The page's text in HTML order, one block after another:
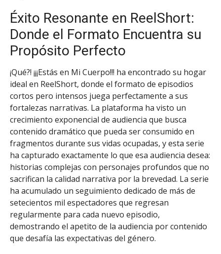
Éxito Resonante en ReelShort:
Donde el Formato Encuentra su
Propósito Perfecto
¡Qué?! ¡¡¡Estás en Mi Cuerpo!!! ha encontrado su hogar
ideal en ReelShort, donde el formato de episodios
cortos pero intensos juega perfectamente a sus
fortalezas narrativas. La plataforma ha visto un
crecimiento exponencial de audiencia que busca
contenido dramático que pueda ser consumido en
fragmentos durante sus vidas ocupadas, y esta serie
ha capturado exactamente lo que esa audiencia desea:
historias complejas con personajes profundos que no
sacrifican la calidad narrativa por la brevedad. La serie
ha acumulado un seguimiento dedicado de más de
setecientos mil espectadores que regresan
regularmente para cada nuevo episodio,
demostrando el apetito de la audiencia por contenido
que desafía las expectativas del género.